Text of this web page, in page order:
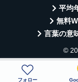
平均
無料
言葉の意
©
フォロー